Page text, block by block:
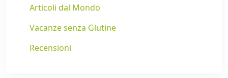
Articoli dal Mondo
Vacanze senza Glutine
Recensioni